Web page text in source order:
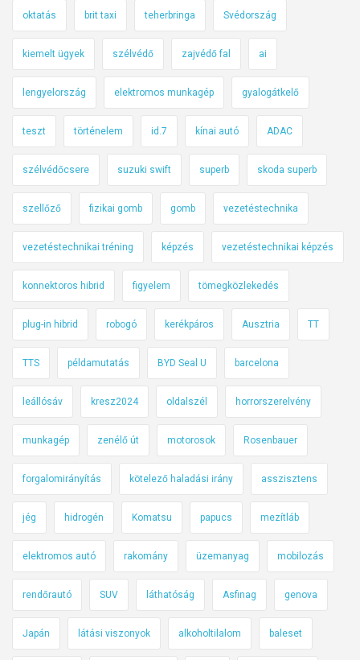
oktatás brit taxi teherbringa Svédország
kiemelt ügyek szélvédő zajvédő fal ai
lengyelország elektromos munkagép gyalogátkelő
teszt történelem id.7 kínai autó ADAC
szélvédőcsere suzuki swift superb skoda superb
szellőző fizikai gomb gomb vezetéstechnika
vezetéstechnikai tréning képzés vezetéstechnikai képzés
konnektoros hibrid figyelem tömegközlekedés
plug-in hibrid robogó kerékpáros Ausztria TT
TTS példamutatás BYD Seal U barcelona
leállósáv kresz2024 oldalszél horrorszerelvény
munkagép zenélő út motorosok Rosenbauer
forgalomirányítás kötelező haladási irány asszisztens
jég hidrogén Komatsu papucs mezítláb
elektromos autó rakomány üzemanyag mobilozás
rendőrautó SUV láthatóság Asfinag genova
Japán látási viszonyok alkoholtilalom baleset